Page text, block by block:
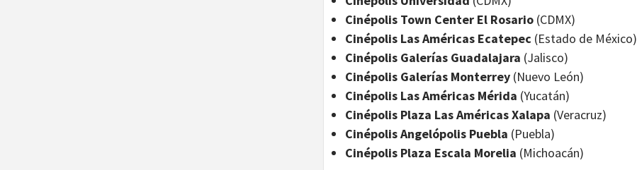
Cinépolis Town Center El Rosario (CDMX)
Cinépolis Las Américas Ecatepec (Estado de México)
Cinépolis Galerías Guadalajara (Jalisco)
Cinépolis Galerías Monterrey (Nuevo León)
Cinépolis Las Américas Mérida (Yucatán)
Cinépolis Plaza Las Américas Xalapa (Veracruz)
Cinépolis Angelópolis Puebla (Puebla)
Cinépolis Plaza Escala Morelia (Michoacán)